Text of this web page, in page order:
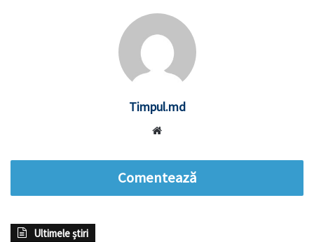
Timpul.md
Comentează
Ultimele știri